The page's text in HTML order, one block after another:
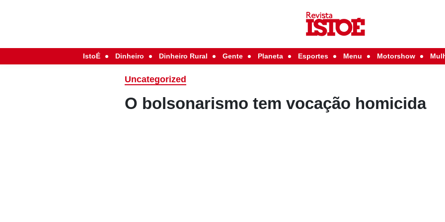
IstoÉ Dinheiro Dinheiro Rural Gente Planeta Esportes Menu Motorshow
Uncategorized
O bolsonarismo tem vocação homicida